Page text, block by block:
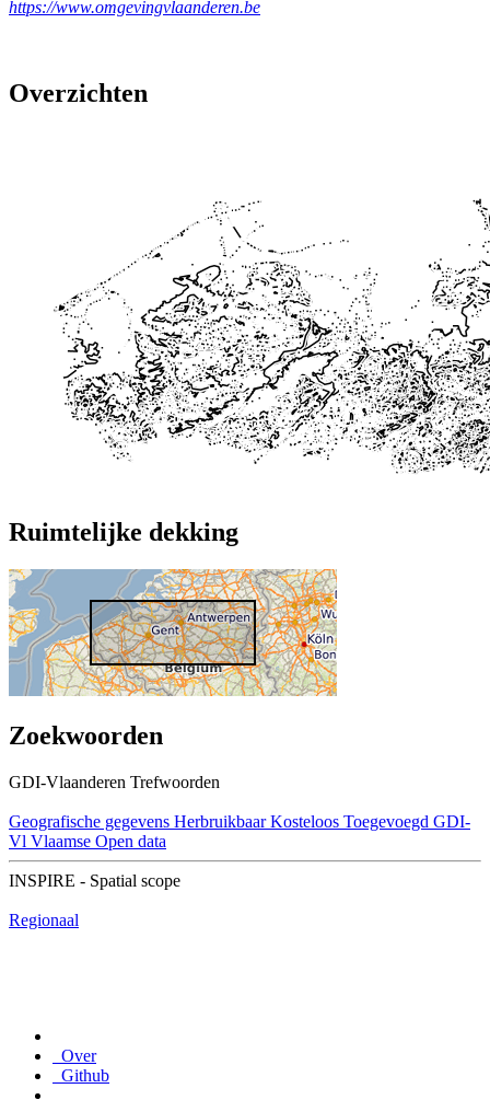
https://www.omgevingvlaanderen.be
Overzichten
Ruimtelijke dekking
Zoekwoorden
GDI-Vlaanderen Trefwoorden
Geografische gegevens Herbruikbaar Kosteloos Toegevoegd GDI-
Vl Vlaamse Open data
INSPIRE - Spatial scope
Regionaal
Over
Github